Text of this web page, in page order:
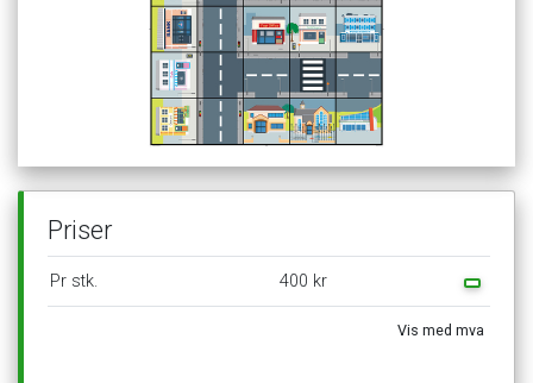
Priser
Pr stk. 400 kr
Vis med mva